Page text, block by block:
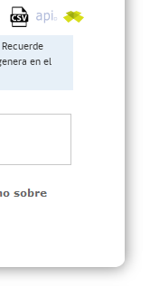
Recuerde
en el